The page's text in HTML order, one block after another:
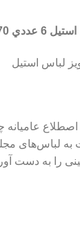
201070 شامل
لباس استیل
اصطلاع
را به دست